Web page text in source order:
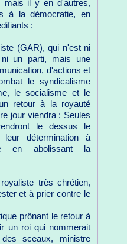
mais il y en d'autres,
à la démocratie, en
:
(GAR), qui n'est ni
ni un parti, mais une
d'actions et
le syndicalisme
le socialisme et le
retour à la royauté
jour viendra : Seules
le dessus le
détermination à
en abolissant la
très chrétien,
et à prier contre le
prônant le retour à
un roi qui nommerait
sceaux, ministre